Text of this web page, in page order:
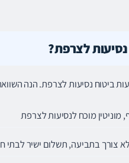
לצרפת?
ביטוח נסיעות לצרפת. הנה
מוניטין מוכח לנסיעות לצרפת
צורך בתביעה, תשלום ישיר לבתי